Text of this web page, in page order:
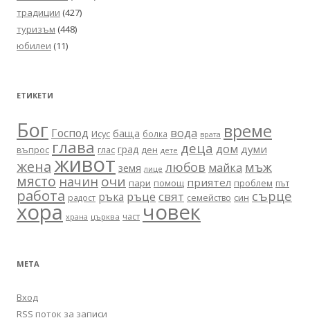
традиции (427)
туризъм (448)
юбилеи (11)
ЕТИКЕТИ
Бог Господ Исус баща болка вода врата време
въпрос глава глас град ден дете деца дом думи
женаживот земя лице любов майка мъж
място начин очи пари помощ приятел проблем път
работа радост ръка ръце свят семейство син сърце
хора храна църква част човек
МЕТА
Вход
RSS поток за записи